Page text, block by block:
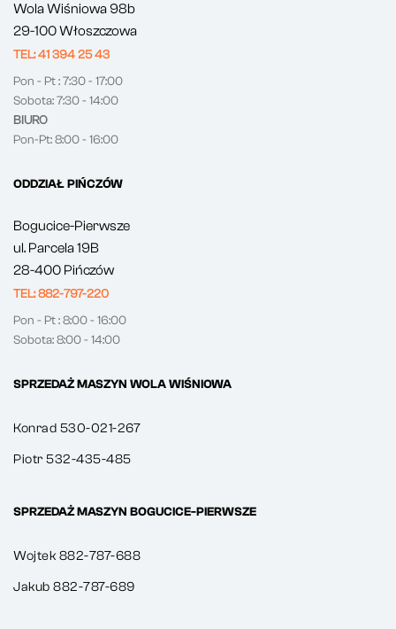
Wola Wiśniowa 98b
29-100 Włoszczowa
TEL: 41 394 25 43
Pon - Pt : 7:30 - 17:00
Sobota: 7:30 - 14:00
BIURO
Pon-Pt: 8:00 - 16:00
ODDZIAŁ PIŃCZÓW
Bogucice-Pierwsze
ul. Parcela 19B
28-400 Pińczów
TEL: 882-797-220
Pon - Pt : 8:00 - 16:00
Sobota: 8:00 - 14:00
SPRZEDAŻ MASZYN WOLA WIŚNIOWA
Konrad 530-021-267
Piotr 532-435-485
SPRZEDAŻ MASZYN BOGUCICE-PIERWSZE
Wojtek 882-787-688
Jakub 882-787-689